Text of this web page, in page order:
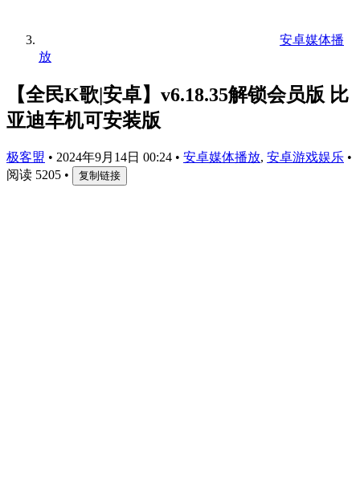
安卓媒体播
放
【全民K歌|安卓】v6.18.35解锁会员版 比
亚迪车机可安装版
极客盟 • 2024年9月14日 00:24 • 安卓媒体播放, 安卓游戏娱乐 •
阅读 5205 • 复制链接